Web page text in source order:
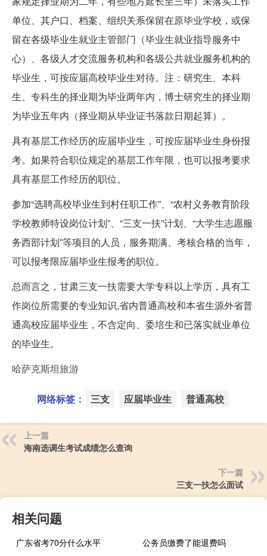
单位、其户口、档案、组织关系保留在原毕业学校，或保
留在各级毕业生就业主管部门（毕业生就业指导服务中
心）、各级人才交流服务机构和各级公共就业服务机构的
毕业生，可按应届高校毕业生对待。注：研究生、本科
生、专科生的择业期为毕业两年内，博士研究生的择业期
为毕业五年内（择业期从毕业证书落款日期起算）。
具有基层工作经历的应届毕业生，可按应届毕业生身份报
考。如果符合职位规定的基层工作年限，也可以报考要求
具有基层工作经历的职位。
参加“选聘高校毕业生到村任职工作”、“农村义务教育阶段
学校教师特设岗位计划”、“三支一扶”计划、“大学生志愿服
务西部计划”等项目的人员，服务期满、考核合格的当年，
可以报考限应届毕业生报考的职位。
总而言之，甘肃三支一扶需要大学专科以上学历，具有工
作岗位所需要的专业知识,省内普通高校和本省生源外省普
通高校应届毕业生，不含定向、委培生和已落实就业单位
的毕业生。
哈萨克斯坦旅游
网络标签： 三支 应届毕业生 普通高校
上一篇
海南选调生考试成绩怎么查询
下一篇
三支一扶怎么面试
相关问题
广东省考70分什么水平
公务员缴费了能退费吗